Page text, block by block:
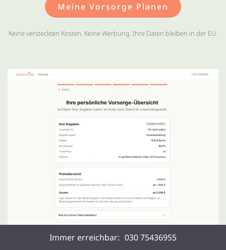
Meine Vorsorge Planen
Keine versteckten Kosten. Keine Werbung. Ihre Daten bleiben in der EU.
Immer erreichbar: 030 75436955